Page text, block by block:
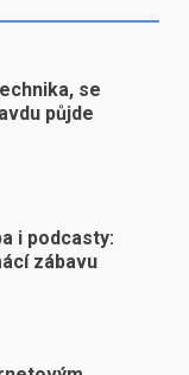
se
půjde
i podcasty:
zábavu